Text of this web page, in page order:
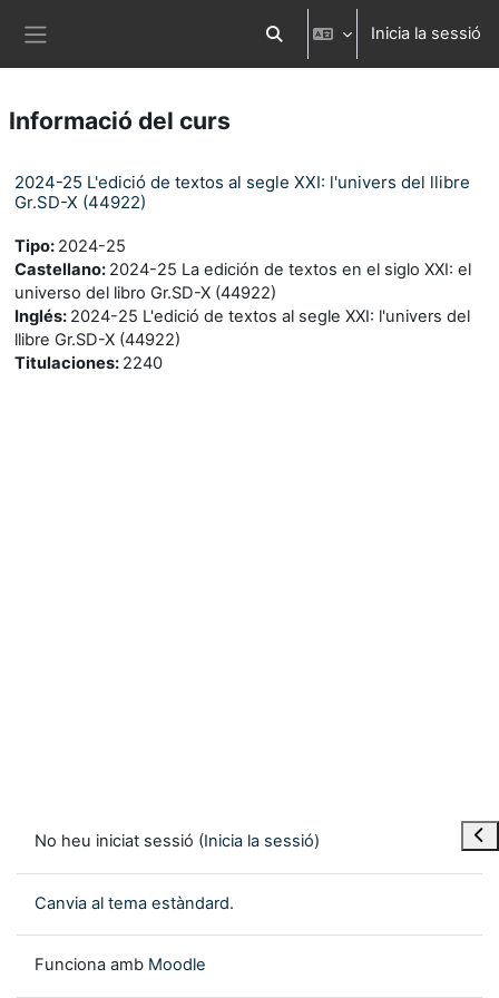
Commuta l'entrada de la cerca
Inicia la sessió
Informació del curs
2024-25 L'edició de textos al segle XXI: l'univers del llibre
Gr.SD-X (44922)
Tipo: 2024-25
Castellano: 2024-25 La edición de textos en el siglo XXI: el
universo del libro Gr.SD-X (44922)
Inglés: 2024-25 L'edició de textos al segle XXI: l'univers del
llibre Gr.SD-X (44922)
Titulaciones: 2240
No heu iniciat sessió (Inicia la sessió)
Canvia al tema estàndard.
Funciona amb Moodle